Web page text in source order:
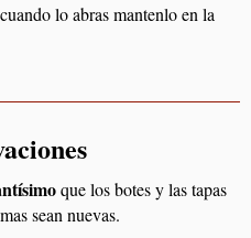
lo abras mantenlo en la
que los botes y las tapas
sean nuevas.